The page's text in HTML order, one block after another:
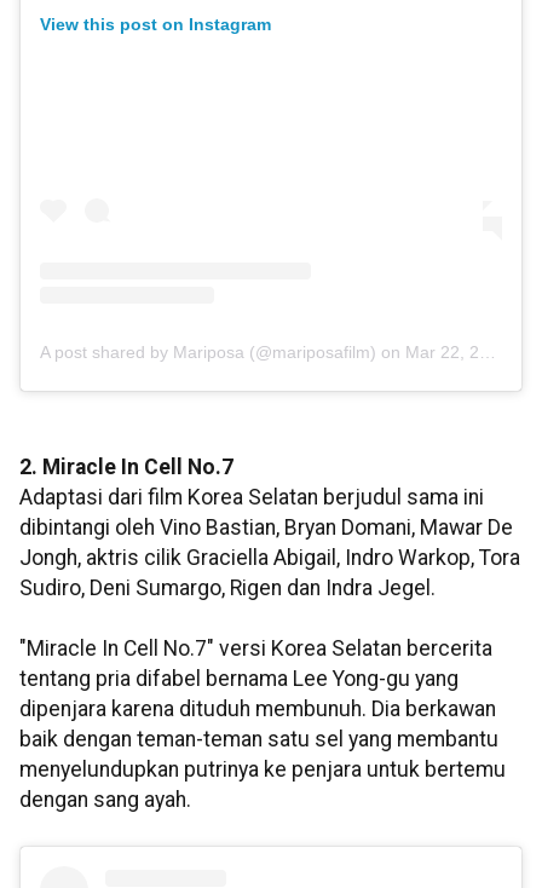
View this post on Instagram
A post shared by Mariposa (@mariposafilm) on Mar 22, 2020 at 2:15am PDT
2. Miracle In Cell No.7
Adaptasi dari film Korea Selatan berjudul sama ini
dibintangi oleh Vino Bastian, Bryan Domani, Mawar De
Jongh, aktris cilik Graciella Abigail, Indro Warkop, Tora
Sudiro, Deni Sumargo, Rigen dan Indra Jegel.
"Miracle In Cell No.7" versi Korea Selatan bercerita
tentang pria difabel bernama Lee Yong-gu yang
dipenjara karena dituduh membunuh. Dia berkawan
baik dengan teman-teman satu sel yang membantu
menyelundupkan putrinya ke penjara untuk bertemu
dengan sang ayah.